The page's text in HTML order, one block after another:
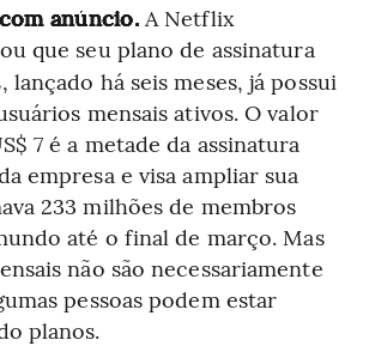
anúncio.A Netflix
que seu plano de assinatura
lançado há seis meses, já possui
mensais ativos. O valor
7 é a metade da assinatura
empresa e visa ampliar sua
233 milhões de membros
até o final de março. Mas
não são necessariamente
pessoas podem estar
planos.